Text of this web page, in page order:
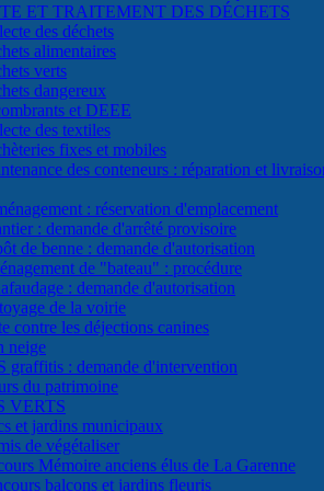
ET TRAITEMENT DES DÉCHETS
des déchets
alimentaires
verts
dangereux
et DEEE
des textiles
fixes et mobiles
des conteneurs : réparation et
: réservation d'emplacement
: demande d'arrêté provisoire
de benne : demande d'autorisation
de "bateau" : procédure
: demande d'autorisation
de la voirie
contre les déjections canines
neige
graffitis : demande d'intervention
du patrimoine
VERTS
et jardins municipaux
de végétaliser
Mémoire anciens élus de La Garenne
balcons et jardins fleuris